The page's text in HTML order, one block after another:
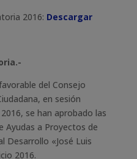
2016: Descargar
del Consejo
en sesión
se han aprobado las
Ayudas a Proyectos de
Desarrollo «José Luis
2016.